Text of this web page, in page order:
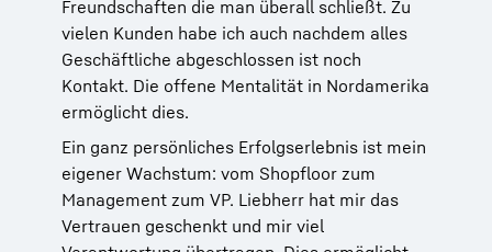
Freundschaften die man überall schließt. Zu
vielen Kunden habe ich auch nachdem alles
Geschäftliche abgeschlossen ist noch
Kontakt. Die offene Mentalität in Nordamerika
ermöglicht dies.
Ein ganz persönliches Erfolgserlebnis ist mein
eigener Wachstum: vom Shopfloor zum
Management zum VP. Liebherr hat mir das
Vertrauen geschenkt und mir viel